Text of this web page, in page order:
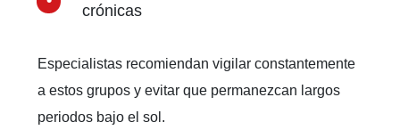
crónicas
Especialistas recomiendan vigilar constantemente
a estos grupos y evitar que permanezcan largos
periodos bajo el sol.